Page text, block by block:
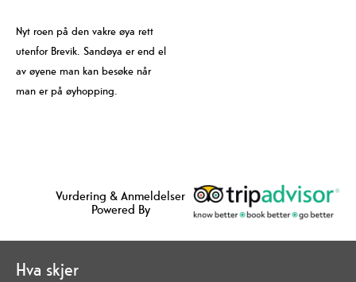
Nyt roen på den vakre øya rett
utenfor Brevik. Sandøya er end el
av øyene man kan besøke når
man er på øyhopping.
Vurdering & Anmeldelser
Powered By
Hva skjer